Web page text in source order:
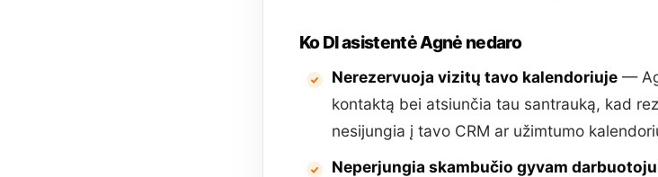
Ko DI asistentė Agnė nedaro
Nerezervuoja vizitų tavo kalendoriuje —
kontaktą bei atsiunčia tau santrauką, kad
nesijungia į tavo CRM ar užimtumo
Neperjungia skambučio gyvam